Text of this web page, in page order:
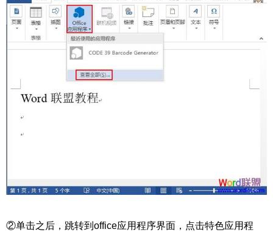
②单击之后，跳转到office应用程序界面，点击特色应用程